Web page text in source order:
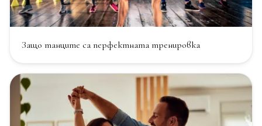
Защо танците са перфектната тренировка